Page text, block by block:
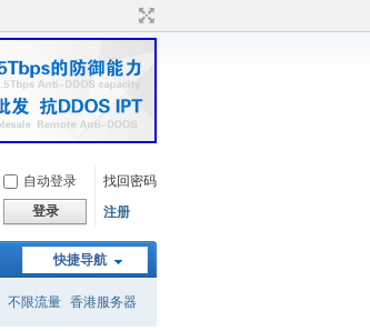
自动登录
找回密码
登录 注册
快捷导航
不限流量 香港服务器